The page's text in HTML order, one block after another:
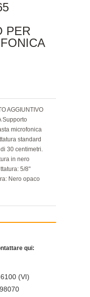
PER
AGGIUNTIVO
Supporto
microfonica
standard
30 centimetri.
in nero
5/8"
Nero opaco
qui:
(VI)